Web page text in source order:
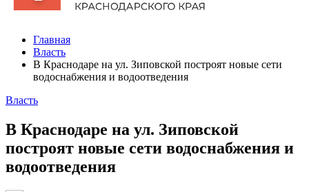
Главная
Власть
В Краснодаре на ул. Зиповской построят новые сети
водоснабжения и водоотведения
Власть
В Краснодаре на ул. Зиповской
построят новые сети водоснабжения и
водоотведения